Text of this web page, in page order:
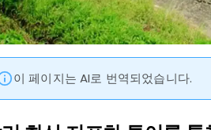
이 페이지는 AI로 번역되었습니다.